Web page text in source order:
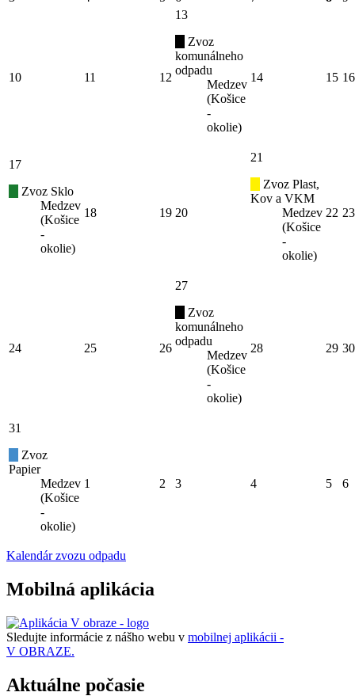
10 11 12
13
Zvoz
komunálneho
odpadu
Medzev
(Košice
-
okolie)
14 15 16
17
Zvoz Sklo
Medzev
(Košice
-
okolie)
18 19 20
21
Zvoz Plast,
Kov a VKM
Medzev
(Košice
-
okolie)
22 23
24 25 26
27
Zvoz
komunálneho
odpadu
Medzev
(Košice
-
okolie)
28 29 30
31
Zvoz
Papier
Medzev
(Košice
-
okolie)
1 2 3 4 5 6
Kalendár zvozu odpadu
Mobilná aplikácia
Sledujte informácie z nášho webu v mobilnej aplikácii -
V OBRAZE.
Aktuálne počasie